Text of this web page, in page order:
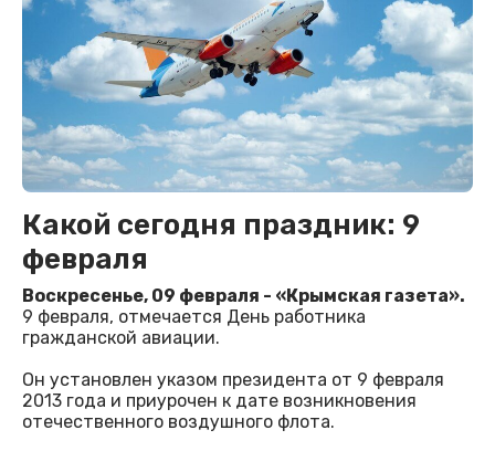
Какой сегодня праздник: 9
февраля
Воскресенье, 09 февраля - «Крымская газета».
9 февраля, отмечается День работника
гражданской авиации.
Он установлен указом президента от 9 февраля
2013 года и приурочен к дате возникновения
отечественного воздушного флота.